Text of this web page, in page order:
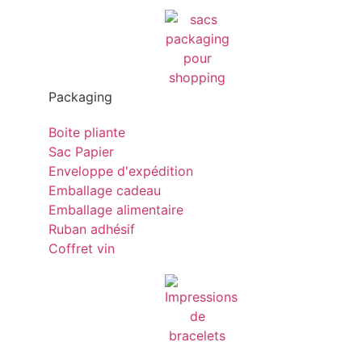
Packaging
Boite pliante
Sac Papier
Enveloppe d'expédition
Emballage cadeau
Emballage alimentaire
Ruban adhésif
Coffret vin